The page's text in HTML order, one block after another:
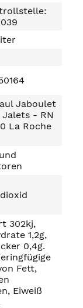
Jaboulet
Jalets - RN
La Roche
302kj,
1,2g,
0,4g.
Fett,
Eiweiß